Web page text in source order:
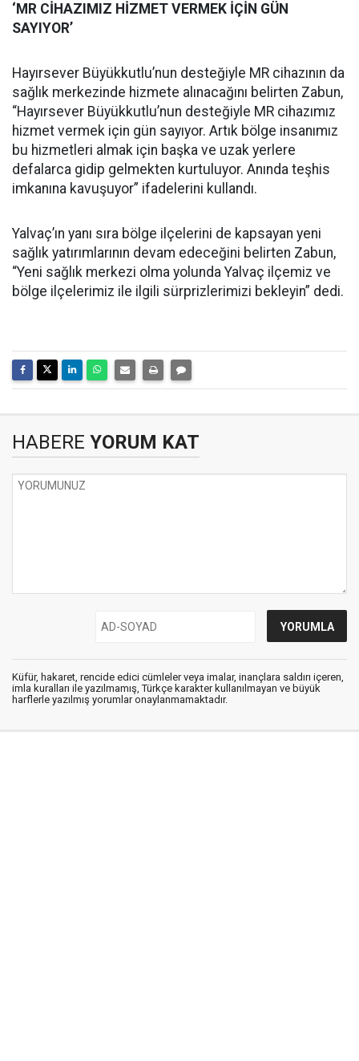
‘MR CİHAZIMIZ HİZMET VERMEK İÇİN GÜN
SAYIYOR’
Hayırsever Büyükkutlu’nun desteğiyle MR cihazının da
sağlık merkezinde hizmete alınacağını belirten Zabun,
“Hayırsever Büyükkutlu’nun desteğiyle MR cihazımız
hizmet vermek için gün sayıyor. Artık bölge insanımız
bu hizmetleri almak için başka ve uzak yerlere
defalarca gidip gelmekten kurtuluyor. Anında teşhis
imkanına kavuşuyor” ifadelerini kullandı.
Yalvaç’ın yanı sıra bölge ilçelerini de kapsayan yeni
sağlık yatırımlarının devam edeceğini belirten Zabun,
“Yeni sağlık merkezi olma yolunda Yalvaç ilçemiz ve
bölge ilçelerimiz ile ilgili sürprizlerimizi bekleyin” dedi.
HABERE YORUM KAT
Küfür, hakaret, rencide edici cümleler veya imalar, inançlara saldırı içeren,
imla kuralları ile yazılmamış, Türkçe karakter kullanılmayan ve büyük
harflerle yazılmış yorumlar onaylanmamaktadır.